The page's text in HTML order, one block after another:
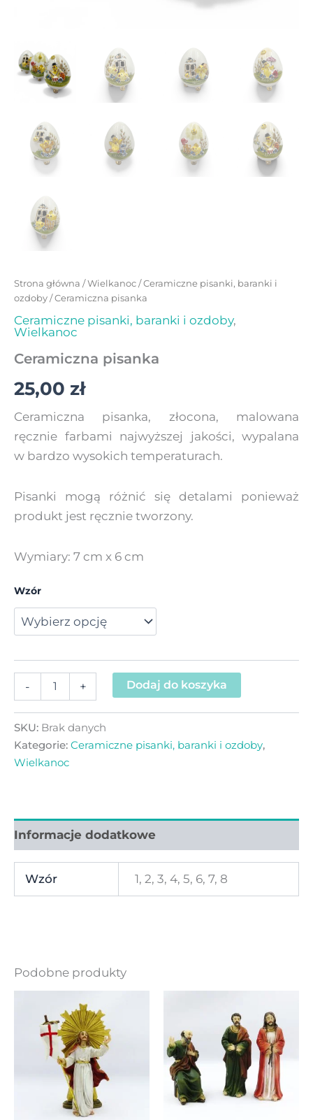
Strona główna /Wielkanoc/Ceramiczne pisanki, baranki i
ozdoby/ Ceramiczna pisanka
Ceramiczne pisanki, baranki i ozdoby,
Wielkanoc
Ceramiczna pisanka
25,00 zł
Ceramiczna pisanka, złocona, malowana
ręcznie farbami najwyższej jakości, wypalana
w bardzo wysokich temperaturach.
Pisanki mogą różnić się detalami ponieważ
produkt jest ręcznie tworzony.
Wymiary: 7 cm x 6 cm
Wzór
- + Dodaj do koszyka
SKU: Brak danych
Kategorie: Ceramiczne pisanki, baranki i ozdoby,
Wielkanoc
Informacje dodatkowe
Wzór 1, 2, 3, 4, 5, 6, 7, 8
Podobne produkty